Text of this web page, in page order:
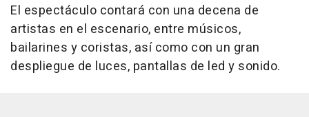
El espectáculo contará con una decena de
artistas en el escenario, entre músicos,
bailarines y coristas, así como con un gran
despliegue de luces, pantallas de led y sonido.